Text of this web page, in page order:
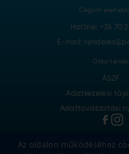
Cégünk
Hotline: +36 70
E-mail:
Oldal térkép
ÁSZF
Adatkezelési
Adattovábbítási
© 2025. Power Life.
Az oldalon működéséhez